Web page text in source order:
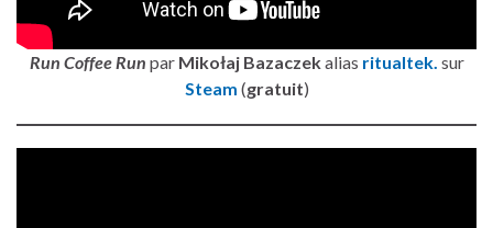
Run Coffee Run par Mikołaj Bazaczekalias ritualtek. sur
Steam (gratuit)